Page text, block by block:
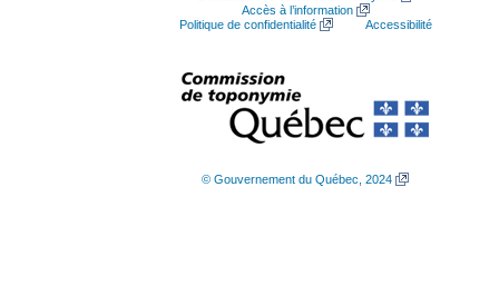
Accès à l’information
Politique de confidentialité
Accessibilité
© Gouvernement du Québec, 2024